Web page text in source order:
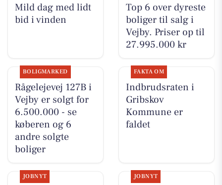
Mild dag med lidt
bid i vinden
Top 6 over dyreste
boliger til salg i
Vejby. Priser op til
27.995.000 kr
BOLIGMARKED
Rågelejevej 127B i
Vejby er solgt for
6.500.000 - se
køberen og 6
andre solgte
boliger
FAKTA OM
Indbrudsraten i
Gribskov
Kommune er
faldet
JOBNYT JOBNYT